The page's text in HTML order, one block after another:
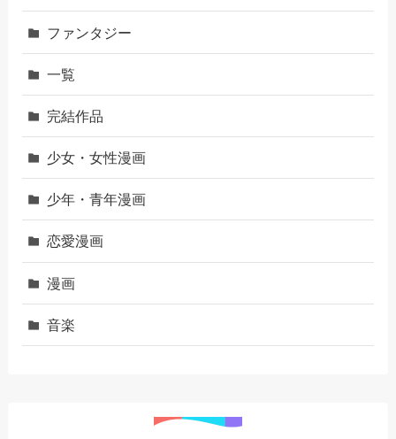
ファンタジー
一覧
完結作品
少女・女性漫画
少年・青年漫画
恋愛漫画
漫画
音楽